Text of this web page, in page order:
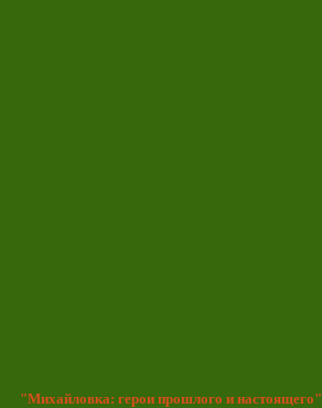
"Михайловка: герои прошлого и настоящего"